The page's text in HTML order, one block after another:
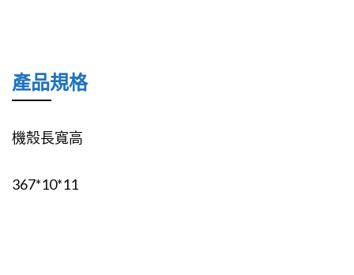
產品規格
機殼長寬高
367*10*11